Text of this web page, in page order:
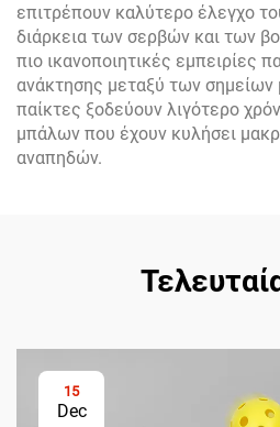
επιτρέπουν καλύτερο έλεγχο
διάρκεια των σερβών και των
πιο ικανοποιητικές εμπειρίες
ανάκτησης μεταξύ των σημείων
παίκτες ξοδεύουν λιγότερο
μπάλων που έχουν κυλήσει
αναπηδών.
15
Dec